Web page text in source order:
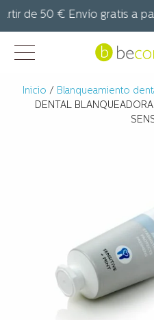
de 50 € Envío gratis a
Inicio / Blanqueamiento
DENTAL